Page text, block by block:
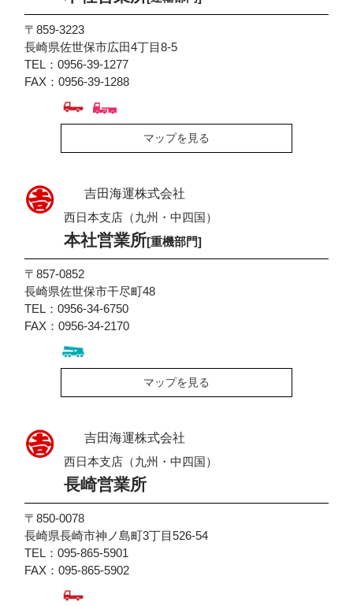
〒859-3223
長崎県佐世保市広田4丁目8-5
TEL：0956-39-1277
FAX：0956-39-1288
マップを見る
吉田海運株式会社
西日本支店（九州・中四国）
本社営業所[重機部門]
〒857-0852
長崎県佐世保市干尽町48
TEL：0956-34-6750
FAX：0956-34-2170
マップを見る
吉田海運株式会社
西日本支店（九州・中四国）
長崎営業所
〒850-0078
長崎県長崎市神ノ島町3丁目526-54
TEL：095-865-5901
FAX：095-865-5902